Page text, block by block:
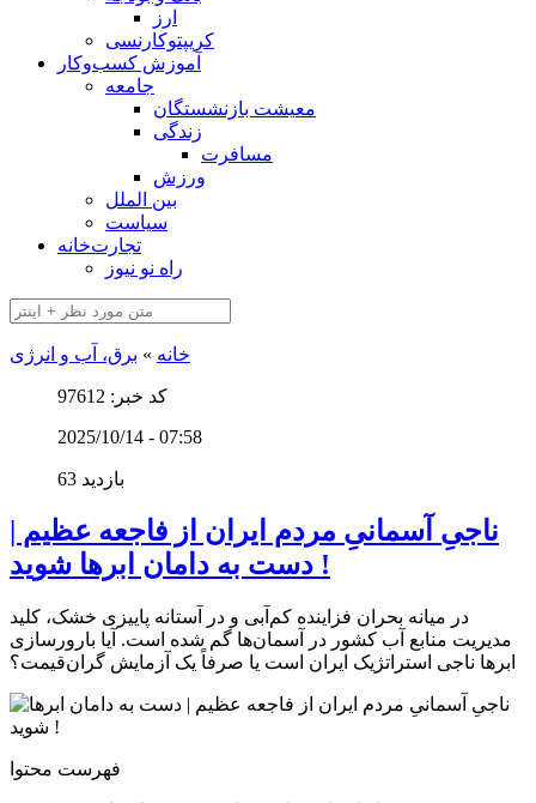
ارز
کریپتوکارنسی
آموزش کسب‌وکار
جامعه
معیشت بازنشستگان
زندگی
مسافرت
ورزش
بین الملل
سیاست
تجارت‌خانه
راه نو نیوز
خانه » برق، آب و انرژی
کد خبر: 97612
2025/10/14 - 07:58
63 بازدید
ناجیِ آسمانیِ مردم ایران از فاجعه عظیم |
دست به دامان ابرها شوید !
در میانه بحران فزاینده کم‌آبی و در آستانه پاییزی خشک، کلید
مدیریت منابع آب کشور در آسمان‌ها گم شده است. آیا بارورسازی
ابرها ناجی استراتژیک ایران است یا صرفاً یک آزمایش گران‌قیمت؟
فهرست محتوا